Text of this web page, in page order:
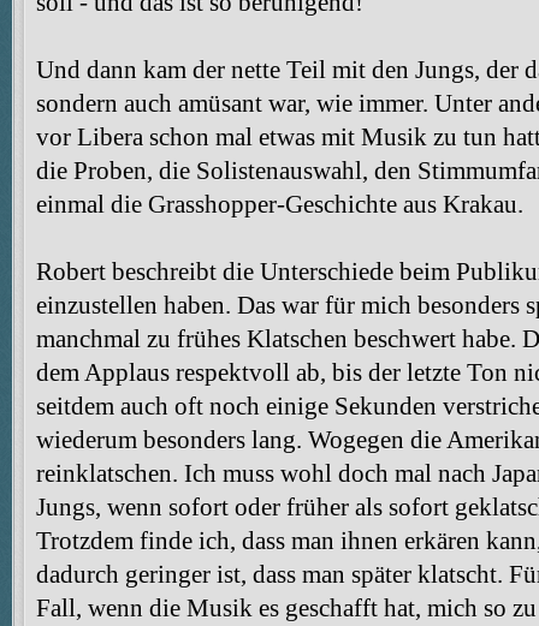
Und dann kam der nette Teil mit den Jungs, der
sondern auch amüsant war, wie immer. Unter
vor Libera schon mal etwas mit Musik zu tun
die Proben, die Solistenauswahl, den
einmal die Grasshopper-Geschichte aus Krakau.
Robert beschreibt die Unterschiede beim
einzustellen haben. Das war für mich besonders
manchmal zu frühes Klatschen beschwert habe.
dem Applaus respektvoll ab, bis der letzte Ton
seitdem auch oft noch einige Sekunden
wiederum besonders lang. Wogegen die
reinklatschen. Ich muss wohl doch mal nach
Jungs, wenn sofort oder früher als sofort
Trotzdem finde ich, dass man ihnen erkären
dadurch geringer ist, dass man später klatscht.
Fall, wenn die Musik es geschafft hat, mich so